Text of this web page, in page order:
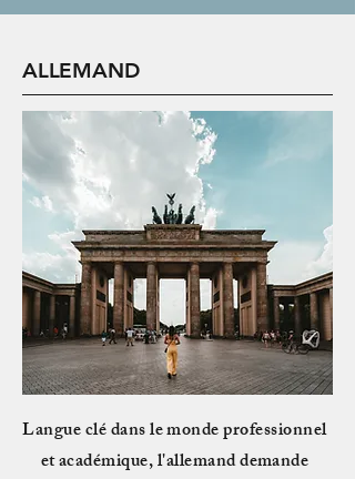
ALLEMAND
Langue clé dans le monde professionnel
et académique, l'allemand demande